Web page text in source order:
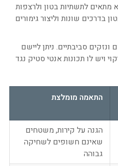
מתאים לתשתיות בטון ולרצפות
בדרכים שונות וליצור גימורים
סביבתיים. ניתן ליישם
ויש לו תכונות אנטי סטיק נגד
התאמה מומלצת
הגנה על קירות, משטחים
שאינם חשופים לשחיקה
גבוהה